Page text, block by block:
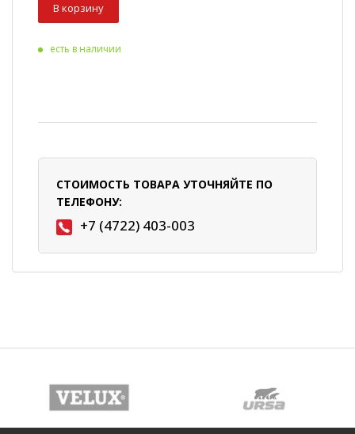
В корзину
есть в наличии
СТОИМОСТЬ ТОВАРА УТОЧНЯЙТЕ ПО
ТЕЛЕФОНУ:
+7 (4722) 403-003